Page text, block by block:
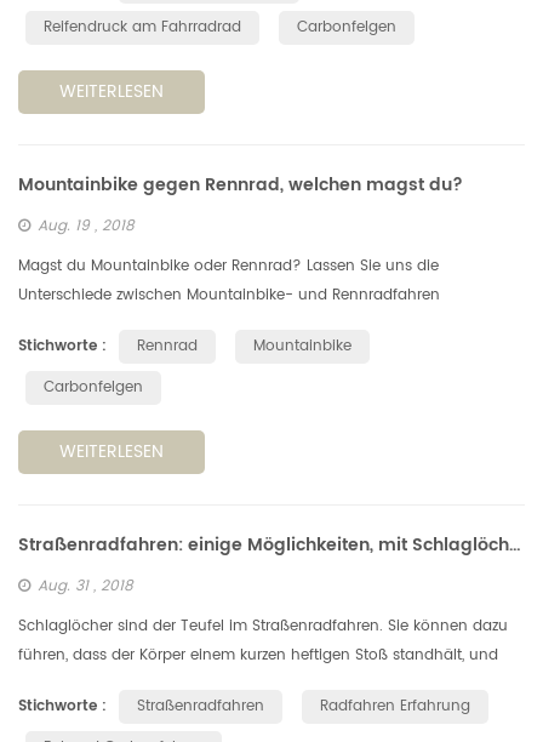
Reifendruck am Fahrradrad
Carbonfelgen
WEITERLESEN
Mountainbike gegen Rennrad, welchen magst du?
Aug. 19 , 2018
Magst du Mountainbike oder Rennrad? Lassen Sie uns die
Unterschiede zwischen Mountainbike- und Rennradfahren
eine gute Passierbarkeit, u...
Stichworte : Rennrad
Mountainbike
Carbonfelgen
WEITERLESEN
Straßenradfahren: einige Möglichkeiten, mit Schlaglöchern und Hindernissen umzugehen
Aug. 31 , 2018
Schlaglöcher sind der Teufel im Straßenradfahren. Sie können dazu
führen, dass der Körper einem kurzen heftigen Stoß standhält, und
lassen....
Stichworte : Straßenradfahren
Radfahren Erfahrung